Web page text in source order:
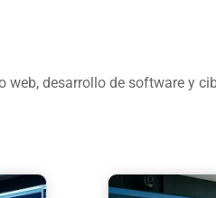
web, desarrollo de software y